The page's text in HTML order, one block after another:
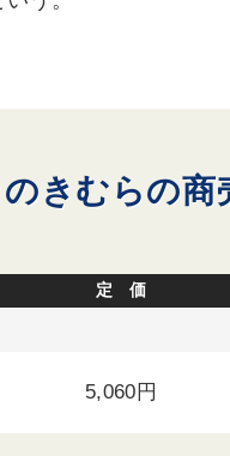
きむらの商
定 価
5,060円